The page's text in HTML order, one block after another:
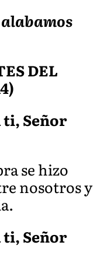
alabamos
DEL
ti, Señor
se hizo
nosotros y
ti, Señor